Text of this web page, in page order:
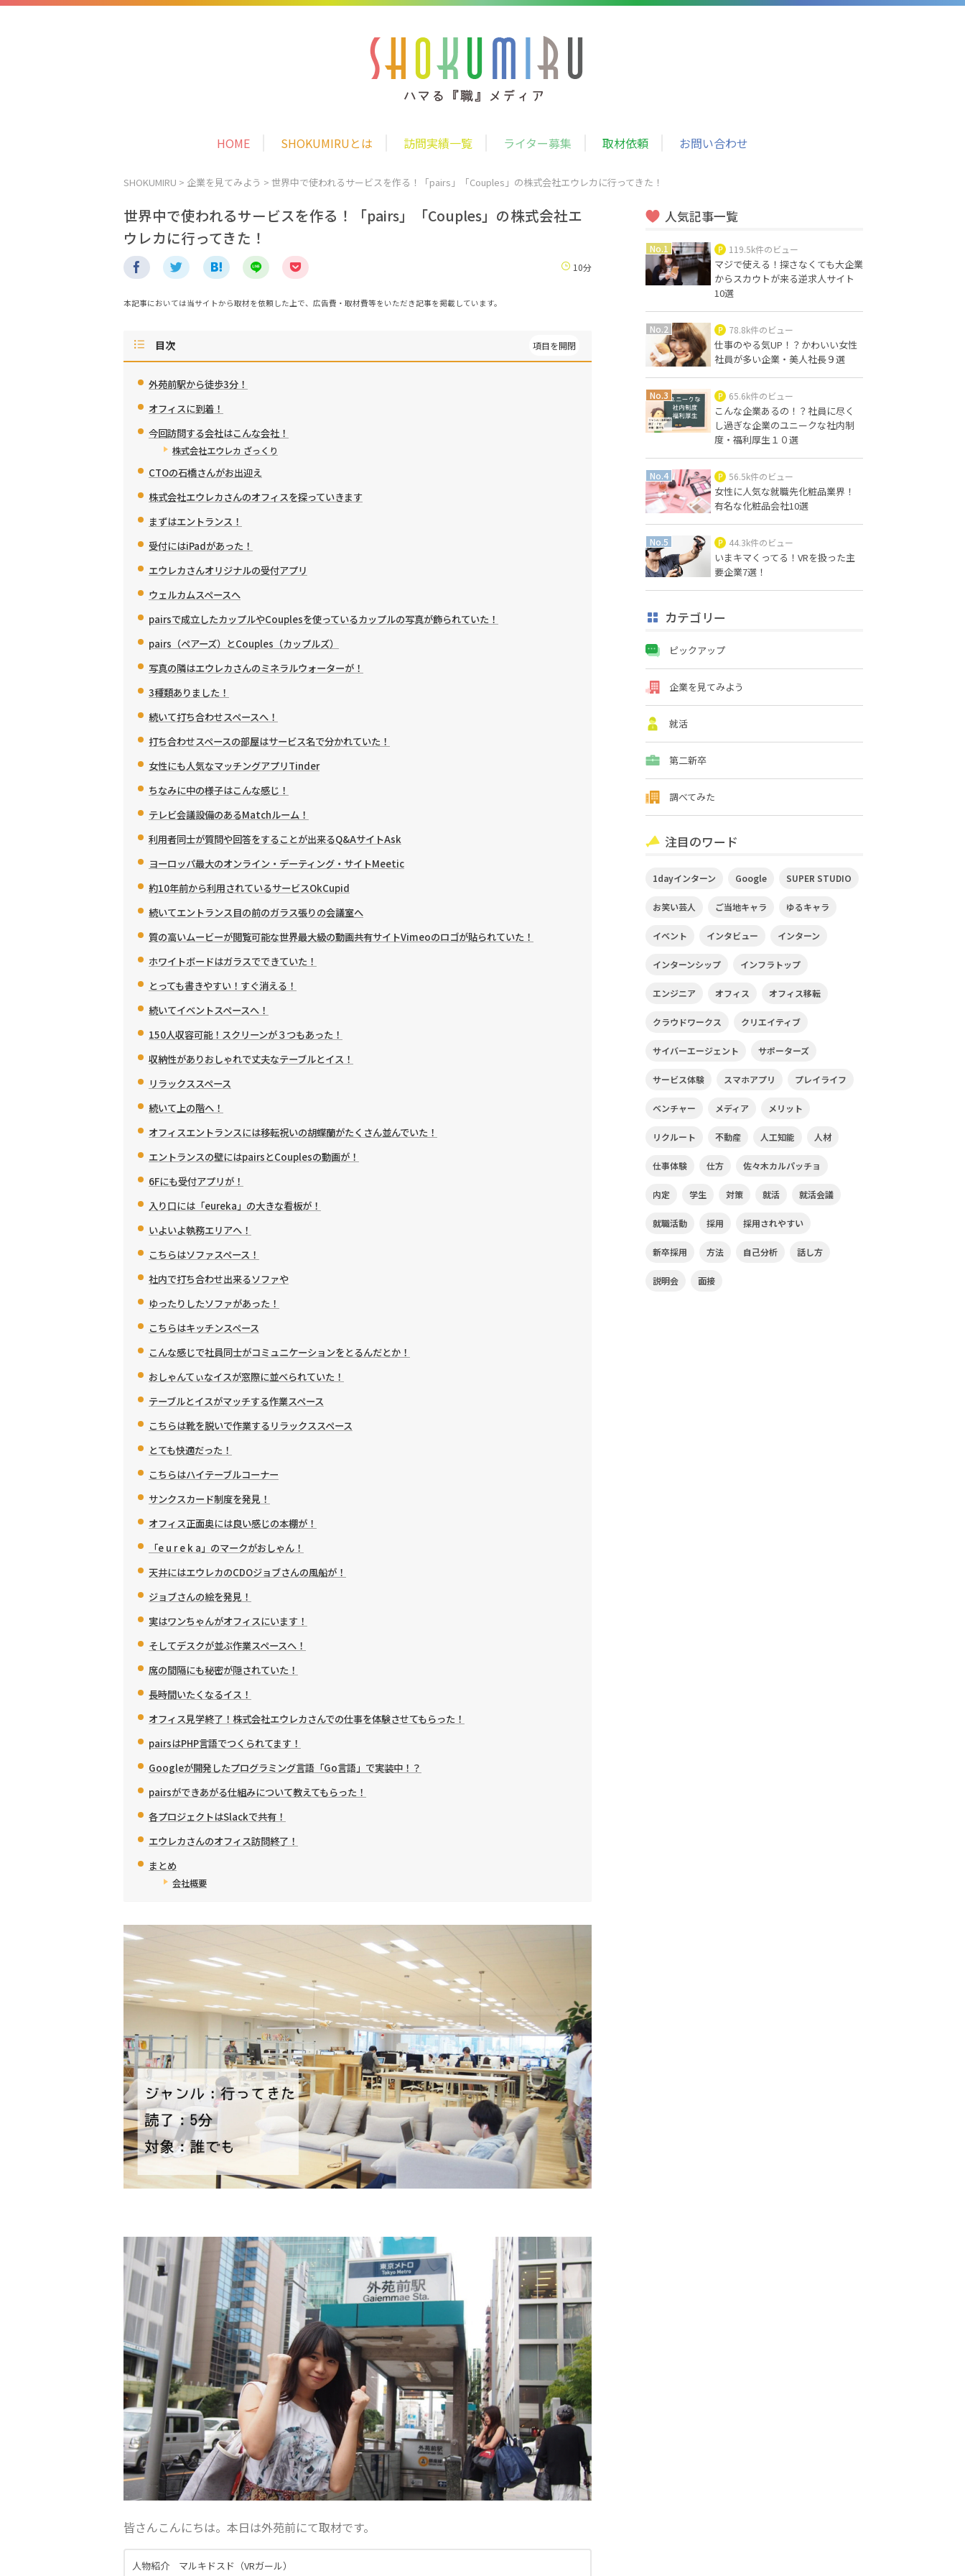
HOME SHOKUMIRUとは 訪問実績一覧 ライター募集 取材依頼 お問い合わせ
SHOKUMIRU > 企業を見てみよう > 世界中で使われるサービスを作る！「pairs」「Couples」の株式会社エウレカに行ってきた！
世界中で使われるサービスを作る！「pairs」「Couples」の株式会社エ
ウレカに行ってきた！
10分
本記事においては当サイトから取材を依頼した上で、広告費・取材費等をいただき記事を掲載しています。
目次
外苑前駅から徒歩3分！
オフィスに到着！
今回訪問する会社はこんな会社！
株式会社エウレカ ざっくり
CTOの石橋さんがお出迎え
株式会社エウレカさんのオフィスを探っていきます
まずはエントランス！
受付にはiPadがあった！
エウレカさんオリジナルの受付アプリ
ウェルカムスペースへ
pairsで成立したカップルやCouplesを使っているカップルの写真が飾られていた！
pairs（ペアーズ）とCouples（カップルズ）
写真の隣はエウレカさんのミネラルウォーターが！
3種類ありました！
続いて打ち合わせスペースへ！
打ち合わせスペースの部屋はサービス名で分かれていた！
女性にも人気なマッチングアプリTinder
ちなみに中の様子はこんな感じ！
テレビ会議設備のあるMatchルーム！
利用者同士が質問や回答をすることが出来るQ&AサイトAsk
ヨーロッパ最大のオンライン・デーティング・サイトMeetic
約10年前から利用されているサービスOkCupid
続いてエントランス目の前のガラス張りの会議室へ
質の高いムービーが閲覧可能な世界最大級の動画共有サイトVimeoのロゴが貼られていた！
ホワイトボードはガラスでできていた！
とっても書きやすい！すぐ消える！
続いてイベントスペースへ！
150人収容可能！スクリーンが３つもあった！
収納性がありおしゃれで丈夫なテーブルとイス！
リラックススペース
続いて上の階へ！
オフィスエントランスには移転祝いの胡蝶蘭がたくさん並んでいた！
エントランスの壁にはpairsとCouplesの動画が！
6Fにも受付アプリが！
入り口には「eureka」の大きな看板が！
いよいよ執務エリアへ！
こちらはソファスペース！
社内で打ち合わせ出来るソファや
ゆったりしたソファがあった！
こちらはキッチンスペース
こんな感じで社員同士がコミュニケーションをとるんだとか！
おしゃんてぃなイスが窓際に並べられていた！
テーブルとイスがマッチする作業スペース
こちらは靴を脱いで作業するリラックススペース
とても快適だった！
こちらはハイテーブルコーナー
サンクスカード制度を発見！
オフィス正面奥には良い感じの本棚が！
「e u r e k a」のマークがおしゃん！
天井にはエウレカのCDOジョブさんの風船が！
ジョブさんの絵を発見！
実はワンちゃんがオフィスにいます！
そしてデスクが並ぶ作業スペースへ！
席の間隔にも秘密が隠されていた！
長時間いたくなるイス！
オフィス見学終了！株式会社エウレカさんでの仕事を体験させてもらった！
pairsはPHP言語でつくられてます！
Googleが開発したプログラミング言語「Go言語」で実装中！？
pairsができあがる仕組みについて教えてもらった！
各プロジェクトはSlackで共有！
エウレカさんのオフィス訪問終了！
まとめ
会社概要
皆さんこんにちは。本日は外苑前にて取材です。
人物紹介 マルキドスド（VRガール）
人気記事一覧
119.5k件のビュー
マジで使える！探さなくても大企業
からスカウトが来る逆求人サイト
10選
78.8k件のビュー
仕事のやる気UP！？かわいい女性
社員が多い企業・美人社長９選
65.6k件のビュー
こんな企業あるの！？社員に尽く
し過ぎな企業のユニークな社内制
度・福利厚生１０選
56.5k件のビュー
女性に人気な就職先化粧品業界！
有名な化粧品会社10選
44.3k件のビュー
いまキマくってる！VRを扱った主
要企業7選！
カテゴリー
ピックアップ
企業を見てみよう
就活
第二新卒
調べてみた
注目のワード
1dayインターン Google SUPER STUDIO
お笑い芸人 ご当地キャラ ゆるキャラ
イベント インタビュー インターン
インターンシップ インフラトップ
エンジニア オフィス オフィス移転
クラウドワークス クリエイティブ
サイバーエージェント サポーターズ
サービス体験 スマホアプリ プレイライフ
ベンチャー メディア メリット
リクルート 不動産 人工知能 人材
仕事体験 仕方 佐々木カルパッチョ
内定 学生 対策 就活 就活会議
就職活動 採用 採用されやすい
新卒採用 方法 自己分析 話し方
説明会 面接